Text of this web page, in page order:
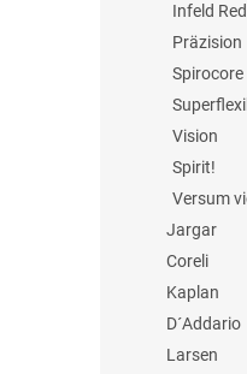
Infeld Red
Präzision
Spirocore
Vision
Spirit!
Versum
Jargar
Coreli
Kaplan
D´Addario
Larsen